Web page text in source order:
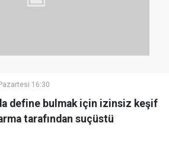
16:30
define bulmak için izinsiz keşif
tarafından suçüstü